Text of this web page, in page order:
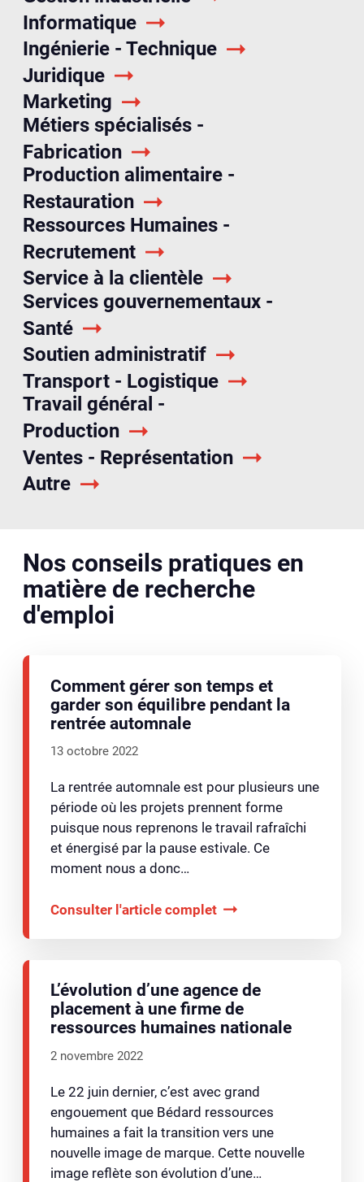
Autre
Informatique
Ingénierie - Technique
Juridique
Marketing
Métiers spécialisés -
Fabrication
Production alimentaire -
Restauration
Ressources Humaines -
Recrutement
Service à la clientèle
Services gouvernementaux -
Santé
Soutien administratif
Transport - Logistique
Travail général -
Production
Ventes - Représentation
Nos conseils pratiques en
matière de recherche
d'emploi
Comment gérer son temps et
garder son équilibre pendant la
rentrée automnale
13 octobre 2022
La rentrée automnale est pour plusieurs une
période où les projets prennent forme
puisque nous reprenons le travail rafraîchi
et énergisé par la pause estivale. Ce
moment nous a donc…
Consulter l'article complet
L’évolution d’une agence de
placement à une firme de
ressources humaines nationale
2 novembre 2022
Le 22 juin dernier, c’est avec grand
engouement que Bédard ressources
humaines a fait la transition vers une
nouvelle image de marque. Cette nouvelle
image reflète son évolution d’une…